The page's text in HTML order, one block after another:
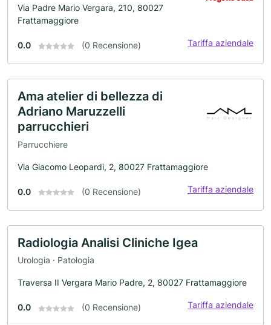
Via Padre Mario Vergara, 210, 80027
Frattamaggiore
0.0 (0 Recensione) Tariffa aziendale
Ama atelier di bellezza di
Adriano Maruzzelli
parrucchieri
Parrucchiere
Via Giacomo Leopardi, 2, 80027 Frattamaggiore
0.0 (0 Recensione) Tariffa aziendale
Radiologia Analisi Cliniche Igea
Urologia · Patologia
Traversa II Vergara Mario Padre, 2, 80027 Frattamaggiore
0.0 (0 Recensione) Tariffa aziendale